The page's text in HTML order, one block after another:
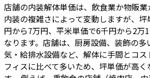
店舗の内装解体単価は、飲食業か物販業
内装の複雑さによって変動しますが、
円から7万円、平米単価で6千円から2万
なります。店舗は、厨房設備、装飾の
気・給排水設備など、解体に手間とコ
フィスに比べて多いため、坪単価が高